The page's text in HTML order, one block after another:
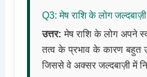
Q3: मेष राशि के लोग
उत्तर: मेष राशि के लोग अपने
तत्व के प्रभाव के कारण बहुत
जिससे वे अक्सर जल्दबाज़ी में